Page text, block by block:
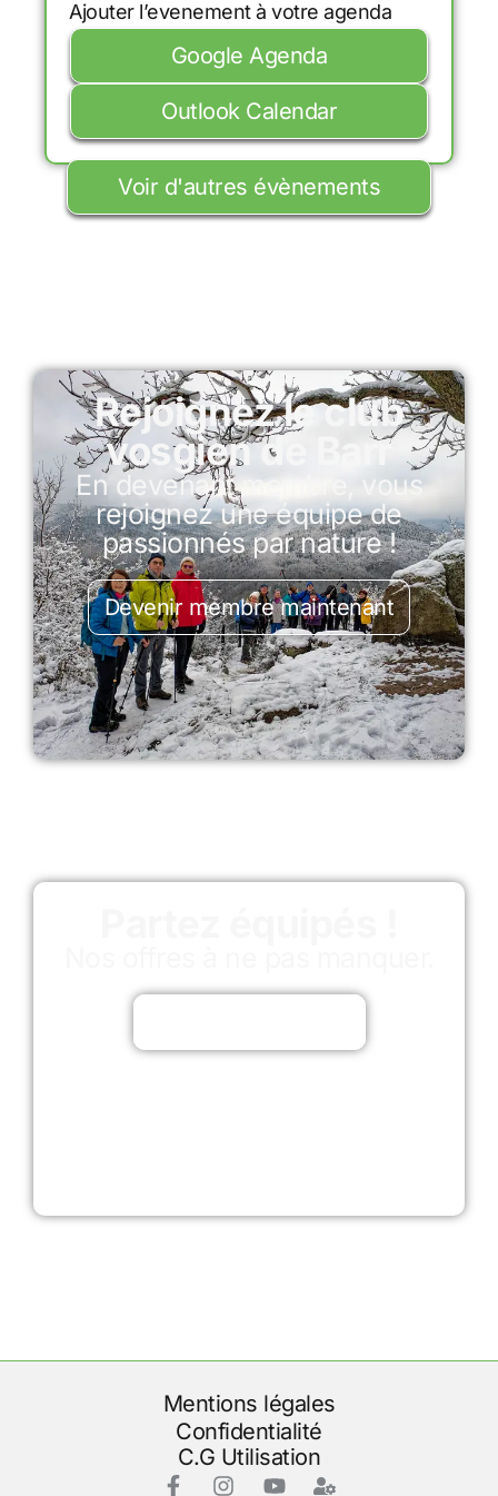
Ajouter l’evenement à votre agenda
Google Agenda
Outlook Calendar
Voir d'autres évènements
Rejoignez le club
vosgien de Barr
En devenant membre, vous
rejoignez une équipe de
passionnés par nature !
Devenir membre maintenant
Mentions légales
Confidentialité
C.G Utilisation